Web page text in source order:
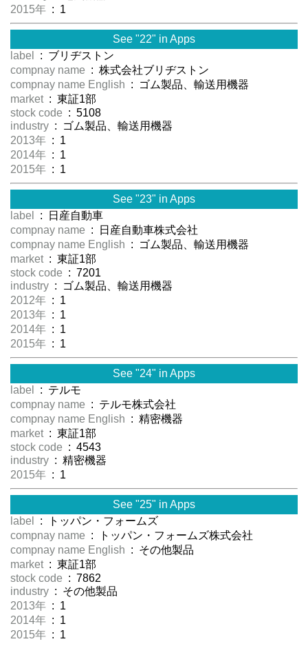
2015年 : 1
See "22" in Apps
label
: ブリヂストン
compnay name : 株式会社ブリヂストン
compnay name English : ゴム製品、輸送用機器
market : 東証1部
stock code : 5108
industry : ゴム製品、輸送用機器
2013年 : 1
2014年 : 1
2015年 : 1
See "23" in Apps
label
: 日産自動車
compnay name : 日産自動車株式会社
compnay name English : ゴム製品、輸送用機器
market : 東証1部
stock code : 7201
industry : ゴム製品、輸送用機器
2012年 : 1
2013年 : 1
2014年 : 1
2015年 : 1
See "24" in Apps
label
: テルモ
compnay name : テルモ株式会社
compnay name English : 精密機器
market : 東証1部
stock code : 4543
industry : 精密機器
2015年 : 1
See "25" in Apps
label
: トッパン・フォームズ
compnay name : トッパン・フォームズ株式会社
compnay name English : その他製品
market : 東証1部
stock code : 7862
industry : その他製品
2013年 : 1
2014年 : 1
2015年 : 1